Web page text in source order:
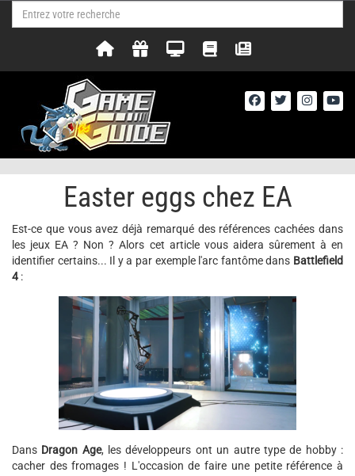
Easter eggs chez EA
Est-ce que vous avez déjà remarqué des références cachées dans
les jeux EA ? Non ? Alors cet article vous aidera sûrement à en
identifier certains... Il y a par exemple l'arc fantôme dans Battlefield
4 :
Dans Dragon Age, les développeurs ont un autre type de hobby :
cacher des fromages ! L'occasion de faire une petite référence à